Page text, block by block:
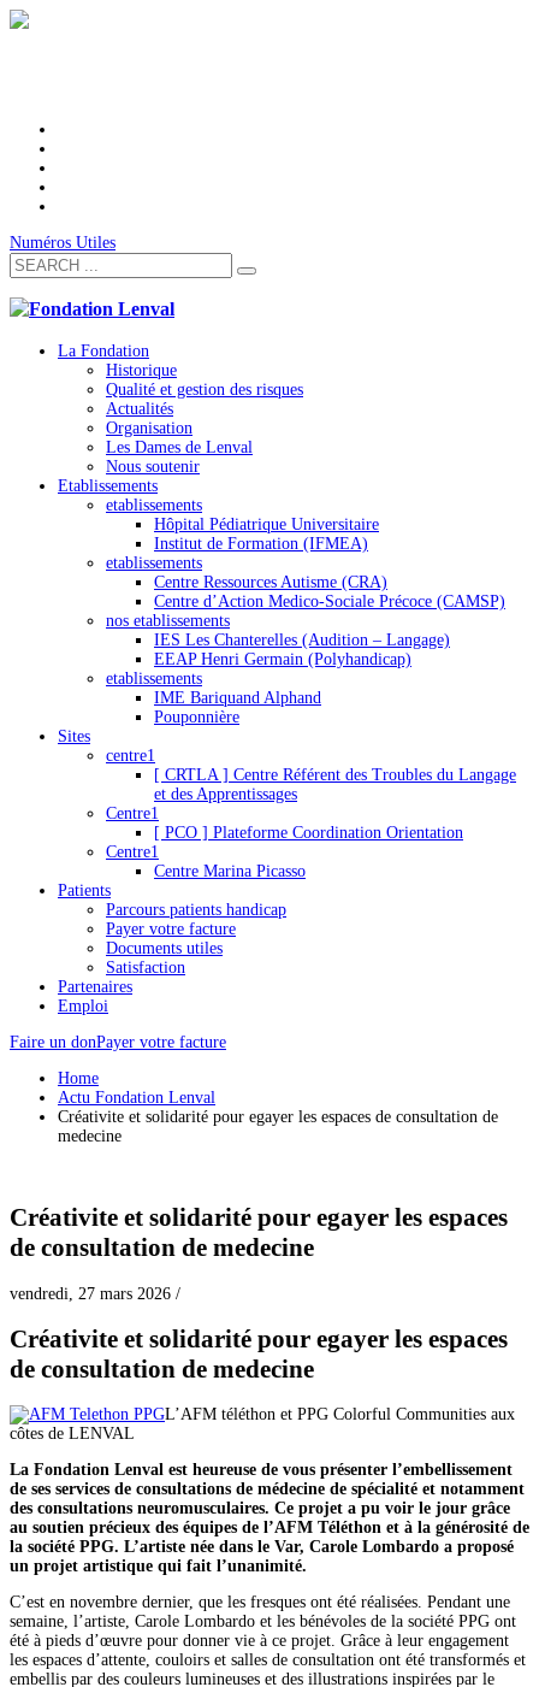
Numéros Utiles
La Fondation
Historique
Qualité et gestion des risques
Actualités
Organisation
Les Dames de Lenval
Nous soutenir
Etablissements
etablissements
Hôpital Pédiatrique Universitaire
Institut de Formation (IFMEA)
etablissements
Centre Ressources Autisme (CRA)
Centre d’Action Medico-Sociale Précoce (CAMSP)
nos etablissements
IES Les Chanterelles (Audition – Langage)
EEAP Henri Germain (Polyhandicap)
etablissements
IME Bariquand Alphand
Pouponnière
Sites
centre1
[ CRTLA ] Centre Référent des Troubles du Langage
et des Apprentissages
Centre1
[ PCO ] Plateforme Coordination Orientation
Centre1
Centre Marina Picasso
Patients
Parcours patients handicap
Payer votre facture
Documents utiles
Satisfaction
Partenaires
Emploi
Faire un donPayer votre facture
Home
Actu Fondation Lenval
Créativite et solidarité pour egayer les espaces de consultation de
medecine
Créativite et solidarité pour egayer les espaces
de consultation de medecine
vendredi, 27 mars 2026 /
Créativite et solidarité pour egayer les espaces
de consultation de medecine
L’AFM téléthon et PPG Colorful Communities aux
côtes de LENVAL
La Fondation Lenval est heureuse de vous présenter l’embellissement
de ses services de consultations de médecine de spécialité et notamment
des consultations neuromusculaires. Ce projet a pu voir le jour grâce
au soutien précieux des équipes de l’AFM Téléthon et à la générosité de
la société PPG. L’artiste née dans le Var, Carole Lombardo a proposé
un projet artistique qui fait l’unanimité.
C’est en novembre dernier, que les fresques ont été réalisées. Pendant une
semaine, l’artiste, Carole Lombardo et les bénévoles de la société PPG ont
été à pieds d’œuvre pour donner vie à ce projet. Grâce à leur engagement
les espaces d’attente, couloirs et salles de consultation ont été transformés et
embellis par des couleurs lumineuses et des illustrations inspirées par le